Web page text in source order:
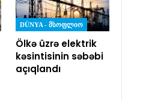
DÜNYA - ᲛᲡᲝᲤᲚᲘᲝ
Ölkə üzrə elektrik
kəsintisinin səbəbi
açıqlandı